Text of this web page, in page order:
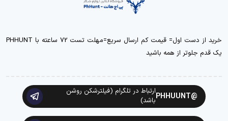
خرید از دست اول= قیمت کم ارسال سریع=مهلت تست 72 ساعته با PHHUNT
یک قدم جلوتر از همه باشید
@PHHUUNT
ارتباط در تلگرام (فیلترشکن روشن
باشد)